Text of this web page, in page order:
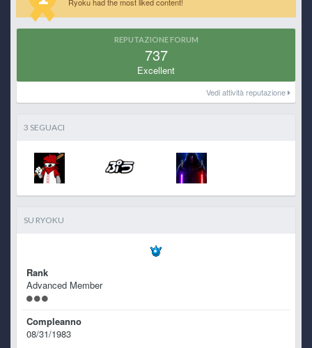
Ryoku had the most liked content!
REPUTAZIONE FORUM
737
Excellent
Vedi attività reputazione
3 SEGUACI
SU RYOKU
Rank
Advanced Member
Compleanno
08/31/1983